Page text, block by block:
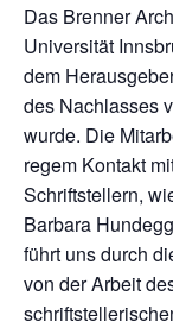
Das Brenner
Universität
dem
des Nachlasses
wurde. Die
regem Kontakt
Schriftstellern,
Barbara
führt uns durch
von der Arbeit